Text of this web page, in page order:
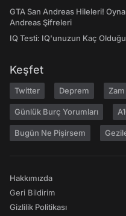
GTA San Andreas Hileleri!
Andreas Şifreleri
IQ Testi: IQ'unuzun Kaç
Keşfet
Twitter Deprem Zam
Günlük Burç Yorumları
Bugün Ne Pişirsem
Hakkımızda
Geri Bildirim
Gizlilik Politikası